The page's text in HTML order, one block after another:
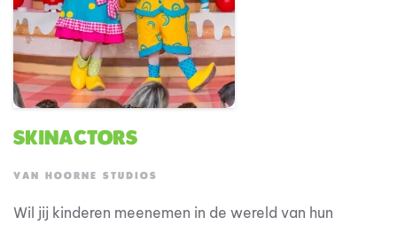
Skinactors
VAN HOORNE STUDIOS
Wil jij kinderen meenemen in de wereld van hun